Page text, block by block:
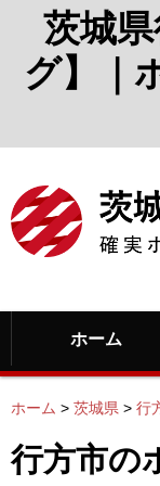
茨城
グ】｜
ホーム
ホーム > 茨城県 > 行
行方市の